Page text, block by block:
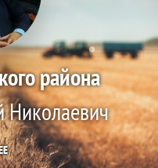
района
Николаевич